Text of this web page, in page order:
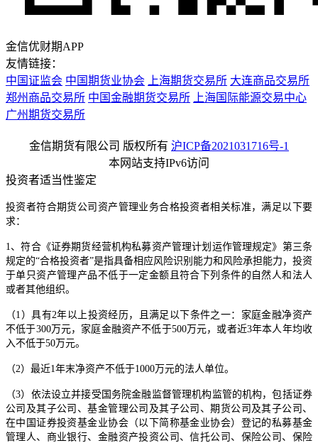
金信优财期APP
友情链接：
中国证监会 中国期货业协会 上海期货交易所 大连商品交易所
郑州商品交易所 中国金融期货交易所
上海国际能源交易中心
广州期货交易所
金信期货有限公司 版权所有 沪ICP备2021031716号-1
本网站支持IPv6访问
投资者适当性鉴定
投资者符合期货公司资产管理业务合格投资者相关标准，满足以下要
求：
1、符合《证券期货经营机构私募资产管理计划运作管理规定》第三条
规定的“合格投资者”是指具备相应风险识别能力和风险承担能力，投资
于单只资产管理产品不低于一定金额且符合下列条件的自然人和法人
或者其他组织。
（1）具有2年以上投资经历，且满足以下条件之一：家庭金融净资产
不低于300万元，家庭金融资产不低于500万元，或者近3年本人年均收
入不低于50万元。
（2）最近1年末净资产不低于1000万元的法人单位。
（3）依法设立并接受国务院金融监督管理机构监管的机构，包括证券
公司及其子公司、基金管理公司及其子公司、期货公司及其子公司、
在中国证券投资基金业协会（以下简称基金业协会）登记的私募基金
管理人、商业银行、金融资产投资公司、信托公司、保险公司、保险